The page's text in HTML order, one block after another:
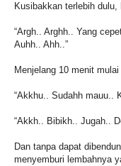
Kusibakkan terlebih
“Argh.. Arghh.. Yang
Auhh.. Ahh..”
Menjelang 10 menit
“Akkhu.. Sudahh mauu..
“Akkh.. Bibikh.. Jugah..
Dan tanpa dapat
menyemburi lembahnya